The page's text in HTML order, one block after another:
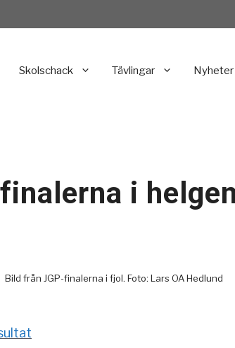
Skolschack Tävlingar Nyheter
i helgen
Bild från JGP-finalerna i fjol. Foto: Lars OA Hedlund